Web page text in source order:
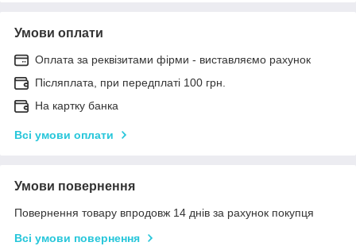
Умови оплати
Оплата за реквізитами фірми - виставляємо рахунок
Післяплата, при передплаті 100 грн.
На картку банка
Всі умови оплати
Умови повернення
Повернення товару впродовж 14 днів за рахунок покупця
Всі умови повернення